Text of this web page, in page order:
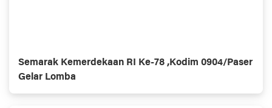
Semarak Kemerdekaan RI Ke-78 ,Kodim 0904/Paser
Gelar Lomba